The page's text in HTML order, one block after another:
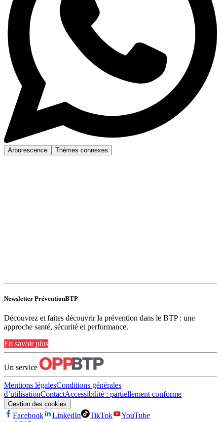
Arborescence Thèmes connexes
Newsletter PréventionBTP
Découvrez et faites découvrir la prévention dans le BTP : une
approche santé, sécurité et performance.
En savoir plus
Un service
Mentions légalesConditions générales
d’utilisationContactAccessibilité : partiellement conforme
Gestion des cookies
Facebook LinkedIn TikTok
YouTube